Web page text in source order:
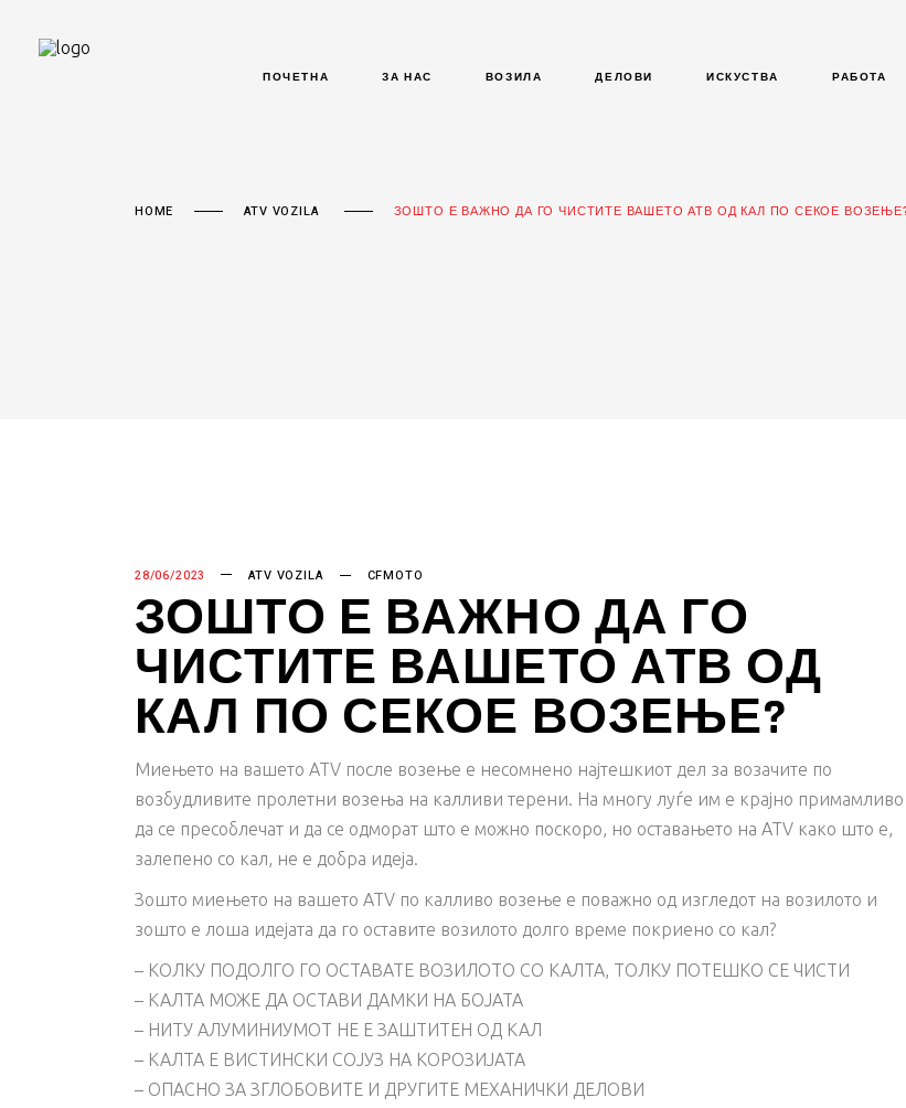
ПОЧЕТНА ЗА НАС ВОЗИЛА ДЕЛОВИ ИСКУСТВА РАБОТА
HOME ATV VOZILA ЗОШТО Е ВАЖНО ДА ГО ЧИСТИТЕ ВАШЕТО АТВ ОД КАЛ ПО СЕКОЕ
28/06/2023 ATV VOZILA CFMOTO
ЗОШТО Е ВАЖНО ДА ГО
ЧИСТИТЕ ВАШЕТО АТВ ОД
КАЛ ПО СЕКОЕ ВОЗЕЊЕ?
Миењето на вашето ATV после возење е несомнено најтешкиот дел за возачите по
возбудливите пролетни возења на калливи терени. На многу луѓе им е крајно примамливо
да се пресоблечат и да се одморат што е можно поскоро, но оставањето на ATV како што е,
залепено со кал, не е добра идеја.
Зошто миењето на вашето ATV по калливо возење е поважно од изгледот на возилото и
зошто е лоша идејата да го оставите возилото долго време покриено со кал?
– КОЛКУ ПОДОЛГО ГО ОСТАВАТЕ ВОЗИЛОТО СО КАЛТА, ТОЛКУ ПОТЕШКО СЕ ЧИСТИ
– КАЛТА МОЖЕ ДА ОСТАВИ ДАМКИ НА БОЈАТА
– НИТУ АЛУМИНИУМОТ НЕ Е ЗАШТИТЕН ОД КАЛ
– КАЛТА Е ВИСТИНСКИ СОЈУЗ НА КОРОЗИЈАТА
– ОПАСНО ЗА ЗГЛОБОВИТЕ И ДРУГИТЕ МЕХАНИЧКИ ДЕЛОВИ